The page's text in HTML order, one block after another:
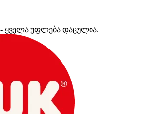
- ყველა უფლება დაცულია.